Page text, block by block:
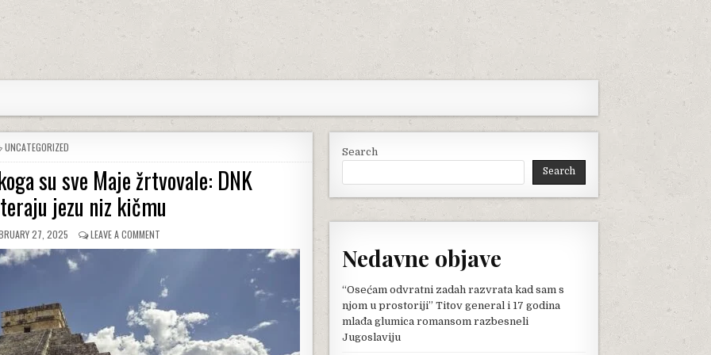
POSTED
IN
UNCATEGORIZED
su sve Maje žrtvovale: DNK
jezu niz kičmu
27, 2025 LEAVE A COMMENT
ZAPANJIĆE
PODATAK
KOGA
SU
SVE
MAJE
ŽRTVOVALE:
Search
Search
Nedavne objave
“Osećam odvratni zadah razvrata kad sam s
njom u prostoriji” Titov general i 17 godina
mlađa glumica romansom razbesneli
Jugoslaviju